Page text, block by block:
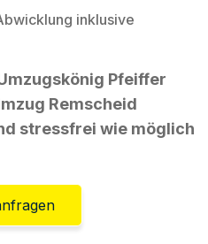
inklusive
Pfeiffer
Remscheid
stressfrei wie möglich